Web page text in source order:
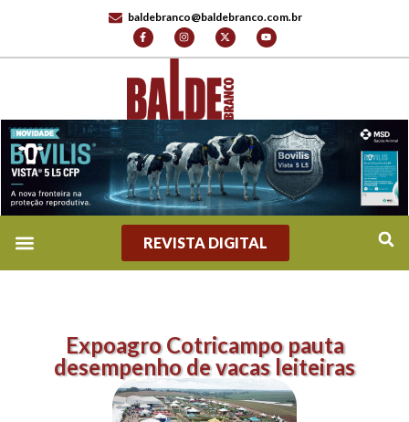
baldebranco@baldebranco.com.br
REVISTA DIGITAL
Expoagro Cotricampo pauta
desempenho de vacas leiteiras